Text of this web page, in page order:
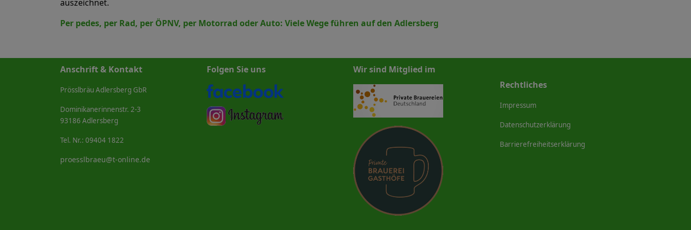
auszeichnet.
Per pedes, per Rad, per ÖPNV, per Motorrad oder Auto: Viele Wege führen auf den Adlersberg
Anschrift & Kontakt
Prösslbräu Adlersberg GbR
Dominikanerinnenstr. 2-3
93186 Adlersberg
Tel. Nr.: 09404 1822
proesslbraeu@t-online.de
Folgen Sie uns Wir sind Mitglied im
Rechtliches
Impressum
Datenschutzerklärung
Barrierefreiheitserklärung